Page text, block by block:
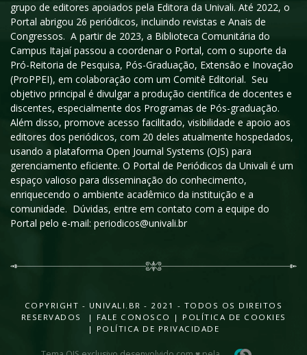
grupo de editores apoiados pela Editora da Univali. Até 2022, o
Portal abrigou 26 periódicos, incluindo revistas e Anais de
Congressos. A partir de 2023, a Biblioteca Comunitária do
Campus Itajaí passou a coordenar o Portal, com o suporte da
Pró-Reitoria de Pesquisa, Pós-Graduação, Extensão e Inovação
(ProPPEI), em colaboração com um Comitê Editorial. Seu
objetivo principal é divulgar a produção científica de docentes e
discentes, especialmente dos Programas de Pós-graduação.
Além disso, promove acesso facilitado, visibilidade e apoio aos
editores dos periódicos, com 20 deles atualmente hospedados,
usando a plataforma Open Journal Systems (OJS) para
gerenciamento eficiente. O Portal de Periódicos da Univali é um
espaço valioso para disseminação do conhecimento,
enriquecendo o ambiente acadêmico da instituição e a
comunidade. Dúvidas, entre em contato com a equipe do
Portal pelo e-mail: periodicos@univali.br
COPYRIGHT - UNIVALI.BR - 2021 - TODOS OS DIREITOS
RESERVADOS |
FALE CONOSCO | POLÍTICA DE COOKIES
| POLÍTICA DE PRIVACIDADE